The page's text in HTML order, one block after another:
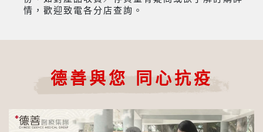
情，歡迎致電各分店查詢。
德善與您 同心抗疫